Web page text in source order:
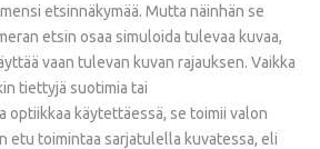
etsinnäkymää. Mutta näinhän se
etsin osaa simuloida tulevaa kuvaa,
vaan tulevan kuvan rajauksen. Vaikka
tiettyjä suotimia tai
optiikkaa käytettäessä, se toimii valon
etu toimintaa sarjatulella kuvatessa, eli